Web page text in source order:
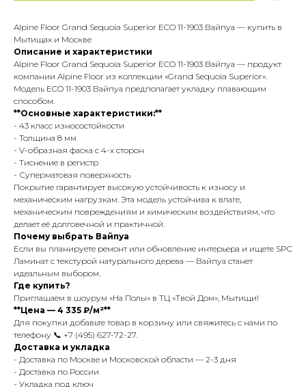
Alpine Floor Grand Sequoia Superior ECO 11-1903 Вайпуа — купить в
Мытищах и Москве
Описание и характеристики
Alpine Floor Grand Sequoia Superior ECO 11-1903 Вайпуа — продукт
компании Alpine Floor из коллекции «Grand Sequoia Superior».
Модель ECO 11-1903 Вайпуа предполагает укладку плавающим
способом.
**Основные характеристики:**
- 43 класс износостойкости
- Толщина 8 мм
- V-образная фаска с 4-х сторон
- Тиснение в регистр
- Суперматовая поверхность
Покрытие гарантирует высокую устойчивость к износу и
механическим нагрузкам. Эта модель устойчива к влаге,
механическим повреждениям и химическим воздействиям, что
делает её долговечной и практичной.
Почему выбрать Вайпуа
Если вы планируете ремонт или обновление интерьера и ищете SPC
Ламинат с текстурой натурального дерева — Вайпуа станет
идеальным выбором.
Где купить?
Приглашаем в шоурум «На Полы» в ТЦ «Твой Дом», Мытищи!
**Цена — 4 335 ₽/м²**
Для покупки добавьте товар в корзину или свяжитесь с нами по
телефону 📞 +7 (495) 627-72-27.
Доставка и укладка
- Доставка по Москве и Московской области — 2-3 дня
- Доставка по России
- Укладка под ключ